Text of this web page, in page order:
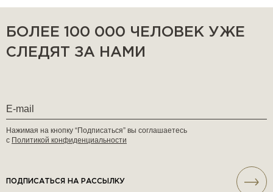
БОЛЕЕ 100 000 ЧЕЛОВЕК УЖЕ
СЛЕДЯТ ЗА НАМИ
Нажимая на кнопку “Подписаться” вы соглашаетесь
с Политикой конфиденциальности
ПОДПИСАТЬСЯ НА РАССЫЛКУ